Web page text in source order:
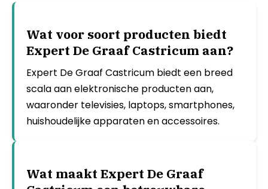
Wat voor soort producten biedt
Expert De Graaf Castricum aan?
Expert De Graaf Castricum biedt een breed
scala aan elektronische producten aan,
waaronder televisies, laptops, smartphones,
huishoudelijke apparaten en accessoires.
Wat maakt Expert De Graaf